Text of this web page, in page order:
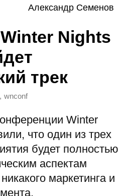
Александр Семенов
Nights
трек
, wnconf
Winter
что один из трех
будет полностью
аспектам
маркетинга и